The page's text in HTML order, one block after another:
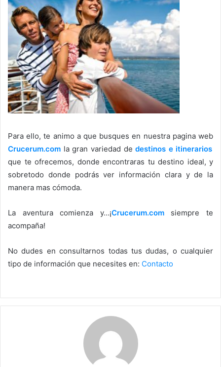
Para ello, te animo a que busques en nuestra pagina web
Crucerum.com la gran variedad dedestinos e itinerarios
que te ofrecemos, donde encontraras tu destino ideal, y
sobretodo donde podrás ver información clara y de la
manera mas cómoda.
La aventura comienza y…¡Crucerum.comsiempre te
acompaña!
No dudes en consultarnos todas tus dudas, o cualquier
tipo de información que necesites en: Contacto